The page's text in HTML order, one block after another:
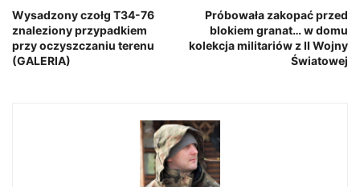
Wysadzony czołg Т34-76
znaleziony przypadkiem
przy oczyszczaniu terenu
(GALERIA)
Próbowała zakopać przed
blokiem granat… w domu
kolekcja militariów z II Wojny
Światowej